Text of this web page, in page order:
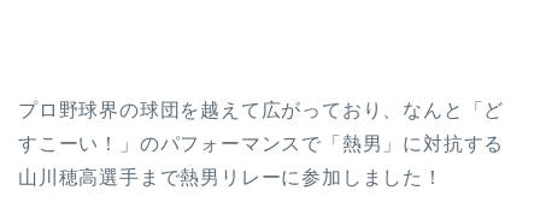
プロ野球界の球団を越えて広がっており、なんと「ど
すこーい！」のパフォーマンスで「熱男」に対抗する
山川穂高選手まで熱男リレーに参加しました！